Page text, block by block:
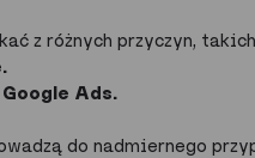
z różnych przyczyn,
Google Ads.
do nadmiernego